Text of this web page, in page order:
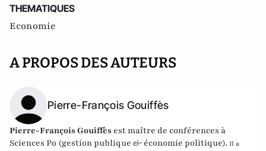
THEMATIQUES
Economie
A PROPOS DES AUTEURS
Pierre-François Gouiffès
Pierre-François Gouiffès est maître de conférences à
Sciences Po (gestion publique & économie politique). Il a